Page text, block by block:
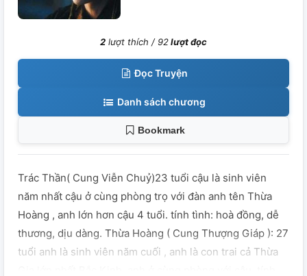
2 lượt thích /92lượt đọc
Đọc Truyện
Danh sách chương
Bookmark
Trác Thần( Cung Viễn Chuỷ)23 tuổi cậu là sinh viên
năm nhất cậu ở cùng phòng trọ với đàn anh tên Thừa
Hoàng , anh lớn hơn cậu 4 tuổi. tính tình: hoà đồng, dễ
thương, dịu dàng. Thừa Hoàng ( Cung Thượng Giáp ): 27
tuổi anh là sinh viên năm cuối , anh là con trai cả Thừa